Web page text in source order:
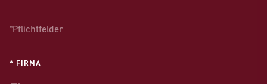
*Pflichtfelder
* FIRMA